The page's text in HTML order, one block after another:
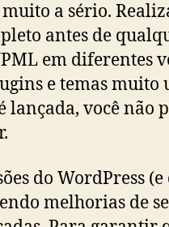
a sério.
antes de
em diferentes
e temas muito
lançada, você não
do WordPress
melhorias de